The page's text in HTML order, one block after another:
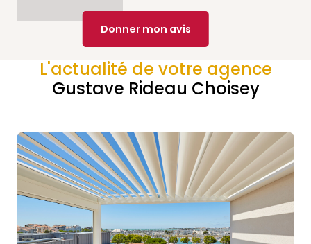
Donner mon avis
L'actualité de votre agence
Gustave Rideau Choisey